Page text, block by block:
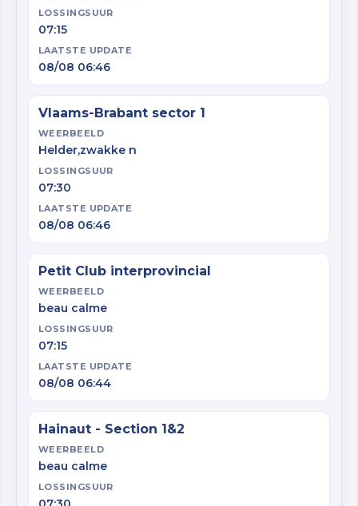
LOSSINGSUUR
07:15
LAATSTE UPDATE
08/08 06:46
Vlaams-Brabant sector 1
WEERBEELD
Helder,zwakke n
LOSSINGSUUR
07:30
LAATSTE UPDATE
08/08 06:46
Petit Club interprovincial
WEERBEELD
beau calme
LOSSINGSUUR
07:15
LAATSTE UPDATE
08/08 06:44
Hainaut - Section 1&2
WEERBEELD
beau calme
LOSSINGSUUR